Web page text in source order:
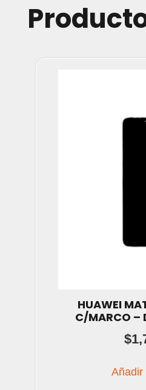
HUAWEI
C/MARCO –
$
Añadir